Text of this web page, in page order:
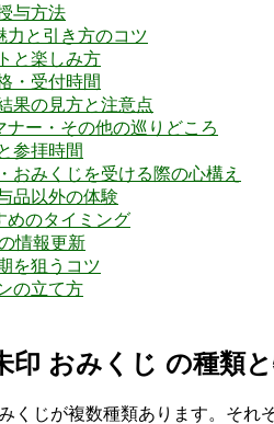
与方法
力と引き方のコツ
と楽しみ方
・受付時間
果の見方と注意点
ー・その他の巡りどころ
参拝時間
おみくじを受ける際の心構え
品以外の体験
めのタイミング
情報更新
を狙うコツ
の立て方
印 おみくじ の種類
くじが複数種類あります。そ